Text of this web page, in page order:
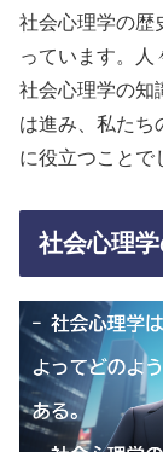
社会心理学の歴
っています。人
社会心理学の知
は進み、私たち
に役立つことで
社会心理